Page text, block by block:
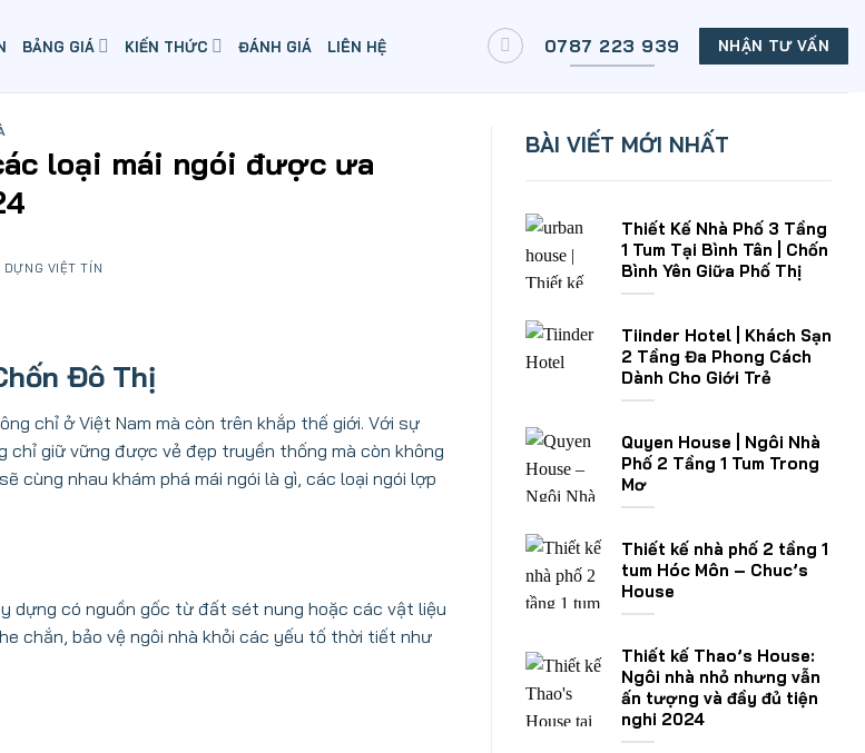
BẢNG GIÁ KIẾN THỨC ĐÁNH GIÁ LIÊN HỆ 0787 223 939 NHẬN TƯ VẤN
loại mái ngói được ưa
DỰNG VIỆT TÍN
Đô Thị
chỉ ở Việt Nam mà còn trên khắp thế giới. Với sự
chỉ giữ vững được vẻ đẹp truyền thống mà còn không
cùng nhau khám phá mái ngói là gì, các loại ngói lợp
dựng có nguồn gốc từ đất sét nung hoặc các vật liệu
chắn, bảo vệ ngôi nhà khỏi các yếu tố thời tiết như
BÀI VIẾT MỚI NHẤT
Thiết Kế Nhà Phố 3 Tầng
1 Tum Tại Bình Tân | Chốn
Bình Yên Giữa Phố Thị
Tiinder Hotel | Khách Sạn
2 Tầng Đa Phong Cách
Dành Cho Giới Trẻ
Quyen House | Ngôi Nhà
Phố 2 Tầng 1 Tum Trong
Mơ
Thiết kế nhà phố 2 tầng 1
tum Hóc Môn – Chuc’s
House
Thiết kế Thao’s House:
Ngôi nhà nhỏ nhưng vẫn
ấn tượng và đầy đủ tiện
nghi 2024